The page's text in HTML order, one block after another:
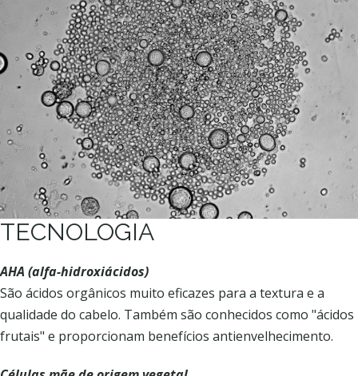
TECNOLOGIA
AHA (alfa-hidroxiácidos)
São ácidos orgânicos muito eficazes para a textura e a
qualidade do cabelo. Também são conhecidos como "ácidos
frutais" e proporcionam benefícios antienvelhecimento.